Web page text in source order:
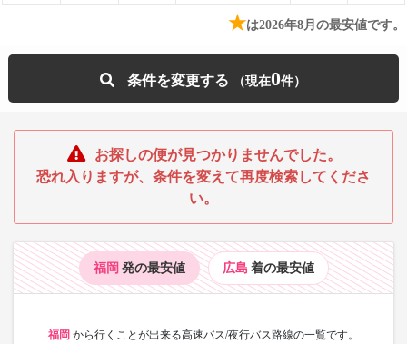
★は2026年8月の最安値です。
条件を変更する 0
お探しの便が見つかりませんでした。
恐れ入りますが、条件を変えて再度検索してくださ
い。
福岡 発の最安値 広島 着の最安値
福岡 から行くことが出来る高速バス/夜行バス路線の一覧です。